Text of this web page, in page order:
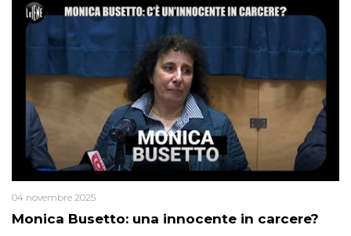
Monica Busetto: una innocente in carcere?
04 novembre 2025